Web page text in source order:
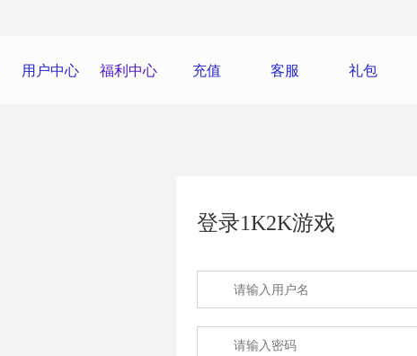
用户中心 福利中心 充值 客服 礼包
登录1K2K游戏